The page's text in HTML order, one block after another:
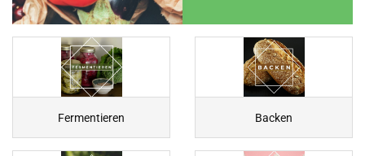
Fermentieren Backen